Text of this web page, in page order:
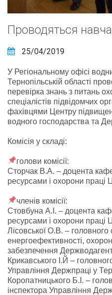
Проводяться
25/04/2019
У Регіональному офісі
Тернопільській області
перевірка знань з питань
спеціалістів підвідомчих
фахівцями Центру
водного господарства та
Комісія у складі:
голови комісії:
Сторчак В.А. – доцента
ресурсами і охорони праці
членів комісії:
Стовбуна А.І. – доцента
ресурсами і охорони праці
Лісовської О.В. – головного
енергоефективності,
забезпечення
Крикавського І.Й –
Управління Держпраці у
Коропатницького Б.І. –
інспектора Управління